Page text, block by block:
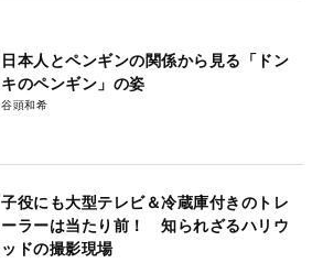
日本人とペンギンの関係から見る「ドン
キのペンギン」の姿
谷頭和希
子役にも大型テレビ＆冷蔵庫付きのトレ
ーラーは当たり前！ 知られざるハリウ
ッドの撮影現場